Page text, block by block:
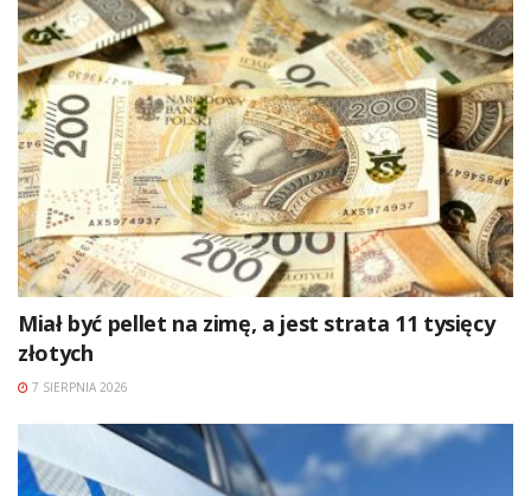
Miał być pellet na zimę, a jest strata 11 tysięcy
złotych
7 SIERPNIA 2026